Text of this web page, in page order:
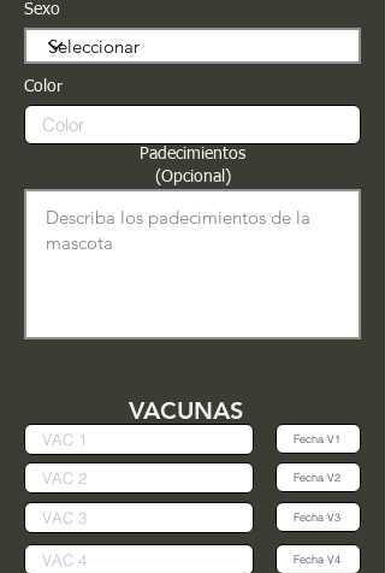
Sexo
Color
Padecimientos
(Opcional)
VACUNAS